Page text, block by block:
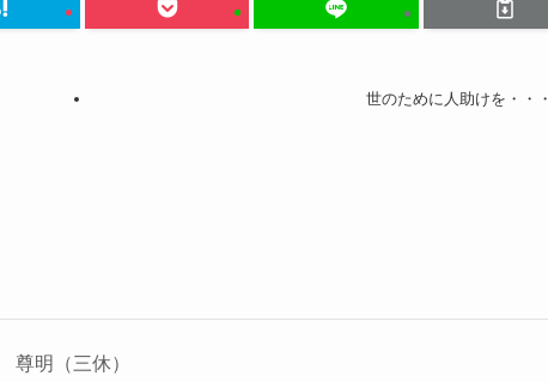
世のために人助けを・・・
明（三休）